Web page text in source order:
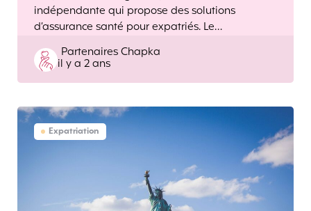
indépendante qui propose des solutions
d’assurance santé pour expatriés. Le…
Posted
by
Partenaires Chapka
il y a 2 ans
Expatriation